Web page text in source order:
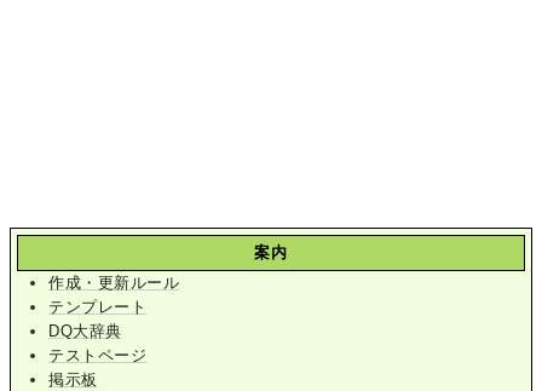
案内
作成・更新ルール
テンプレート
DQ大辞典
テストページ
掲示板